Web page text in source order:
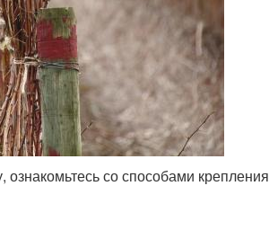
со способами крепления